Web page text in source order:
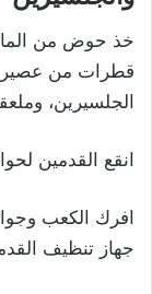
قطرات من عصير
الجلسيرين،
انقع القدمين لحوالي 15-20 دقيقة فى
افرك الكعب
جهاز تنظيف